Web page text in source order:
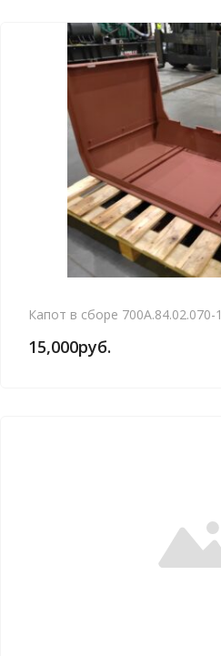
Капот в сборе 700А.84.02.070-1
15,000руб.